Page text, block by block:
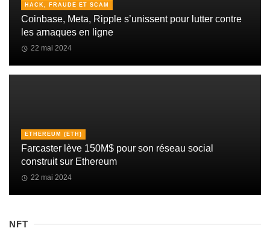
HACK, FRAUDE ET SCAM
Coinbase, Meta, Ripple s’unissent pour lutter contre
les arnaques en ligne
22 mai 2024
ETHEREUM (ETH)
Farcaster lève 150M$ pour son réseau social
construit sur Ethereum
22 mai 2024
NFT